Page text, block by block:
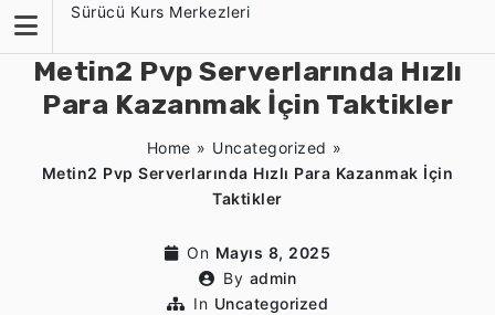
content
Sürücü Kurs Merkezleri
Metin2 Pvp Serverlarında Hızlı
Para Kazanmak İçin Taktikler
Home » Uncategorized »
Metin2 Pvp Serverlarında Hızlı Para Kazanmak İçin
Taktikler
On Mayıs 8, 2025
By admin
In Uncategorized